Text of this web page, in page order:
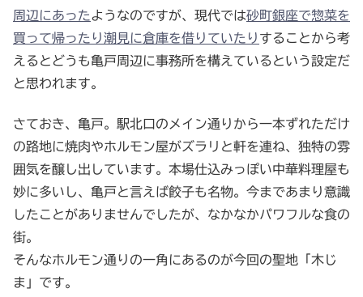
周辺にあったようなのですが、現代では砂町銀座で惣菜を
買って帰ったり潮見に倉庫を借りていたり することから考
えるとどうも亀戸周辺に事務所を構えているという設定だ
と思われます。
さておき、亀戸。駅北口のメイン通りから一本ずれただけ
の路地に焼肉やホルモン屋がズラリと軒を連ね、独特の雰
囲気を醸し出しています。本場仕込みっぽい中華料理屋も
妙に多いし、亀戸と言えば餃子も名物。今まであまり意識
したことがありませんでしたが、なかなかパワフルな食の
街。
そんなホルモン通りの一角にあるのが今回の聖地「木じ
ま」です。